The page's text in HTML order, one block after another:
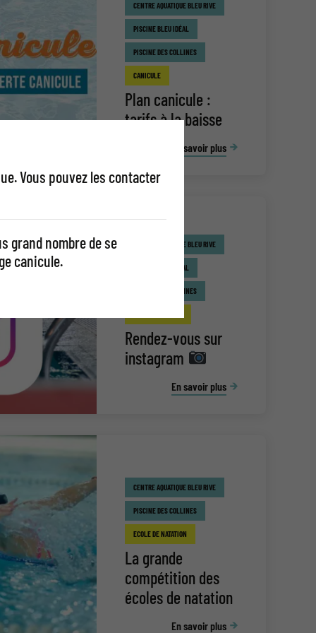
CENTRE AQUATIQUE BLEU RIVE
PISCINE BLEU IDÉAL
PISCINE DES COLLINES
CANICULE
Plan canicule :
tarifs à la baisse
En savoir plus
CENTRE AQUATIQUE BLEU RIVE
PISCINE BLEU IDÉAL
PISCINE DES COLLINES
Rendez-vous sur
instagram
En savoir plus
CENTRE AQUATIQUE BLEU RIVE
PISCINE DES COLLINES
ECOLE DE NATATION
La grande
compétition des
écoles de natation
En savoir plus
Vous pouvez les contacter
grand nombre de se
canicule.